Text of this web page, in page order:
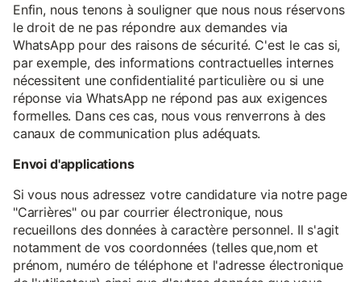
Enfin, nous tenons à souligner que nous nous réservons
le droit de ne pas répondre aux demandes via
WhatsApp pour des raisons de sécurité. C'est le cas si,
par exemple, des informations contractuelles internes
nécessitent une confidentialité particulière ou si une
réponse via WhatsApp ne répond pas aux exigences
formelles. Dans ces cas, nous vous renverrons à des
canaux de communication plus adéquats.
Envoi d'applications
Si vous nous adressez votre candidature via notre page
"Carrières" ou par courrier électronique, nous
recueillons des données à caractère personnel. Il s'agit
notamment de vos coordonnées (telles que,nom et
prénom, numéro de téléphone et l'adresse électronique